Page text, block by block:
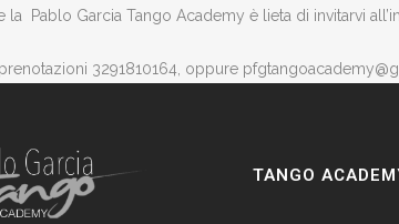
la Pablo Garcia Tango Academy è lieta di invitarvi
3291810164, oppure
TANGO